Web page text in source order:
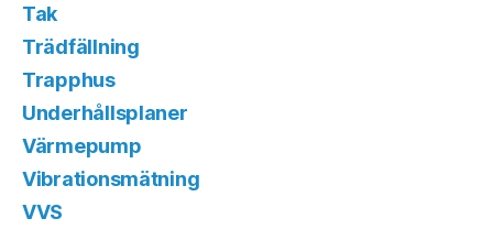
Tak
Trädfällning
Trapphus
Underhållsplaner
Värmepump
Vibrationsmätning
VVS